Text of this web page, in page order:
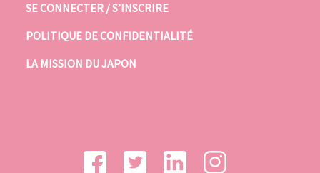
SE CONNECTER / S’INSCRIRE
POLITIQUE DE CONFIDENTIALITÉ
LA MISSION DU JAPON